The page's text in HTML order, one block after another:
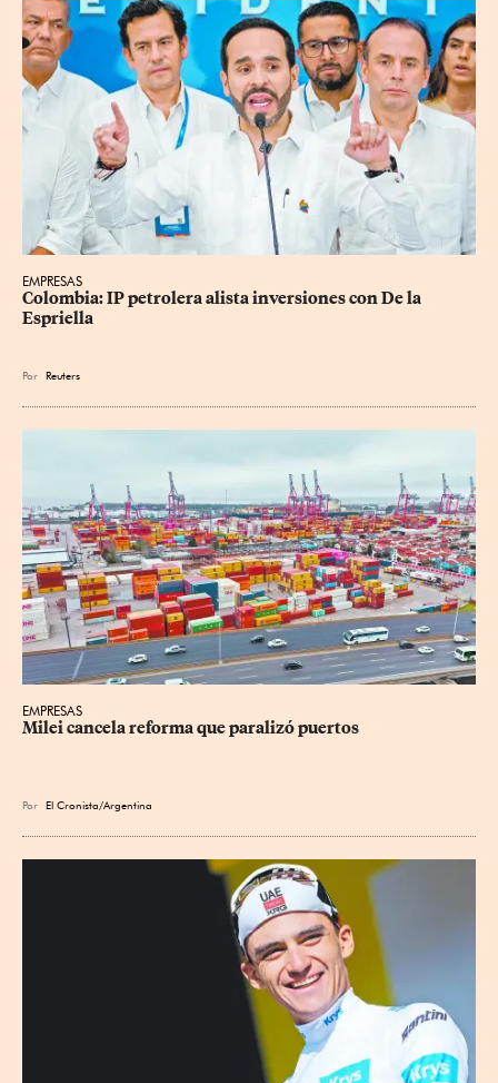
EMPRESAS
Colombia: IP petrolera alista inversiones con De la
Espriella
Por Reuters
EMPRESAS
Milei cancela reforma que paralizó puertos
Por El Cronista/Argentina